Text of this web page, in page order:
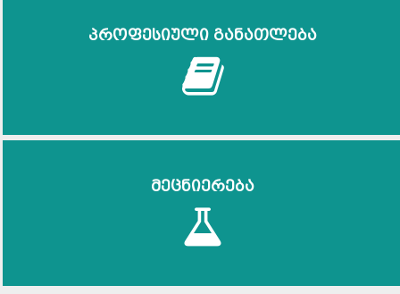
პროფესიული განათლება
მეცნიერება